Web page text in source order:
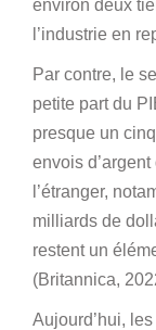
environ deux
l’industrie en
Par contre, le
petite part du
presque un
envois
l’étranger,
milliards de
restent un
(Britannica,
Aujourd’hui,